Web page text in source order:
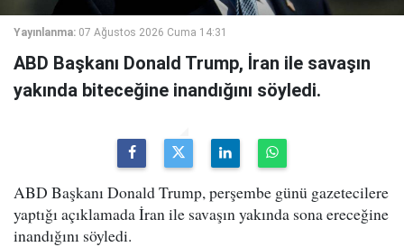
Yayınlanma: 07 Ağustos 2026 Cuma 14:31
ABD Başkanı Donald Trump, İran ile savaşın
yakında biteceğine inandığını söyledi.
ABD Başkanı Donald Trump, perşembe günü gazetecilere
yaptığı açıklamada İran ile savaşın yakında sona ereceğine
inandığını söyledi.